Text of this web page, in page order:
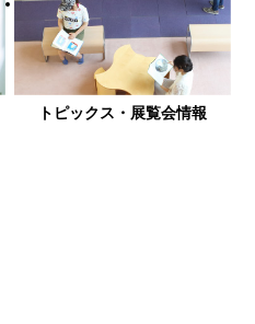
トピックス・展覧会情報